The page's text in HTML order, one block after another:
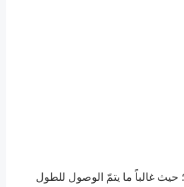
غالباً ما يتمّ الوصول للطول